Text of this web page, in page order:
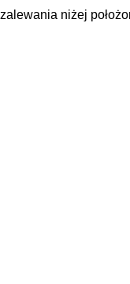
zalewania niżej